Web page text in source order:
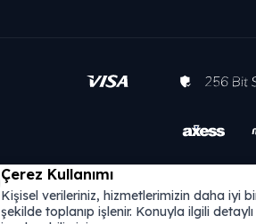
Çerez Kullanımı
Kişisel verileriniz, hizmetlerimizin daha iyi
şekilde toplanıp işlenir. Konuyla ilgili